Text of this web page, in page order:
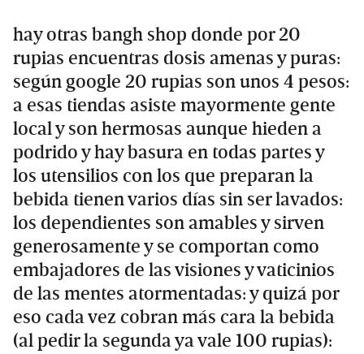
hay otras bangh shop donde por 20
rupias encuentras dosis amenas y puras:
según google 20 rupias son unos 4 pesos:
a esas tiendas asiste mayormente gente
local y son hermosas aunque hieden a
podrido y hay basura en todas partes y
los utensilios con los que preparan la
bebida tienen varios días sin ser lavados:
los dependientes son amables y sirven
generosamente y se comportan como
embajadores de las visiones y vaticinios
de las mentes atormentadas: y quizá por
eso cada vez cobran más cara la bebida
(al pedir la segunda ya vale 100 rupias):